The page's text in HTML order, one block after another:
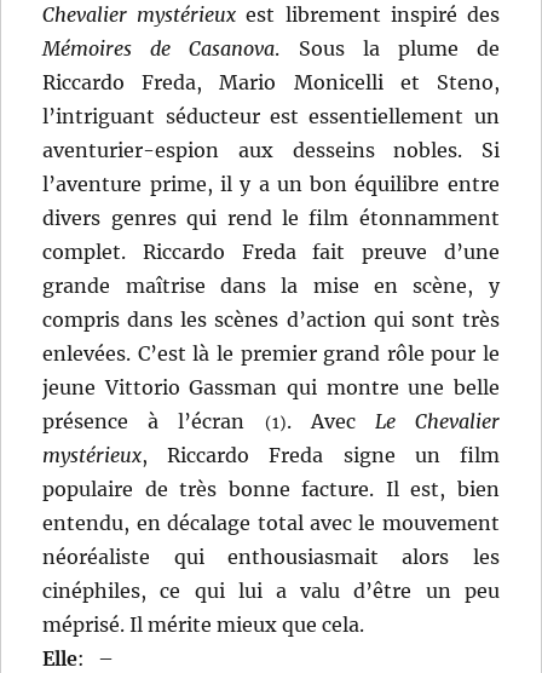
Chevalier mystérieux est librement inspiré des
Mémoires de Casanova. Sous la plume de
Riccardo Freda, Mario Monicelli et Steno,
l’intriguant séducteur est essentiellement un
aventurier-espion aux desseins nobles. Si
l’aventure prime, il y a un bon équilibre entre
divers genres qui rend le film étonnamment
complet. Riccardo Freda fait preuve d’une
grande maîtrise dans la mise en scène, y
compris dans les scènes d’action qui sont très
enlevées. C’est là le premier grand rôle pour le
jeune Vittorio Gassman qui montre une belle
présence à l’écran
(1). Avec Le Chevalier
mystérieux, Riccardo Freda signe un film
populaire de très bonne facture. Il est, bien
entendu, en décalage total avec le mouvement
néoréaliste qui enthousiasmait alors les
cinéphiles, ce qui lui a valu d’être un peu
méprisé. Il mérite mieux que cela.
Elle:
–